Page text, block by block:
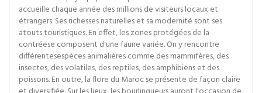
accueille chaque année des millions de visiteurs locaux et
étrangers. Ses richesses naturelles et sa modernité sont ses
atouts touristiques. En effet, les zones protégées de la
contréese composent d'une faune variée. On y rencontre
différentesespèces animalières comme des mammifères, des
insectes, des volatiles, des reptiles, des amphibiens et des
poissons. En outre, la flore du Maroc se présente de façon claire